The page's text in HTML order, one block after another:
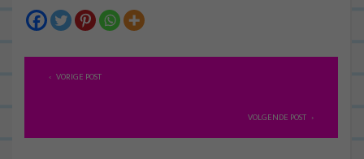
i
VORIGE POST
VOLGENDE POST